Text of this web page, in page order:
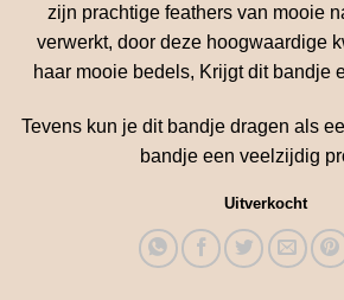
zijn prachtige feathers van mooie
verwerkt, door deze hoogwaardige
haar mooie bedels, Krijgt dit bandje
Tevens kun je dit bandje dragen als
bandje een veelzijdig
Uitverkocht